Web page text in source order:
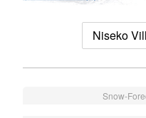
Niseko
Snow-